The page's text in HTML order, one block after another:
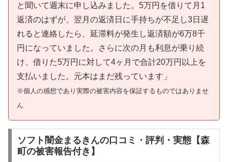
と聞いて週末に申し込みました。5万円を借りて月1
返済のはずが、翌月の返済日に手持ちが不足し3日遅
れると連絡したら、延滞料が発生し返済額が6万8千
円になっていました。さらに次の月も利息が乗り続
け、借りた5万円に対して4ヶ月で合計20万円以上を
支払いました。元本はまだ残っています」
※個人の感想であり実際の被害内容を保証するものではありませ
ん
ソフト闇金まるきんの口コミ・評判・実態【森
町の被害報告付き】